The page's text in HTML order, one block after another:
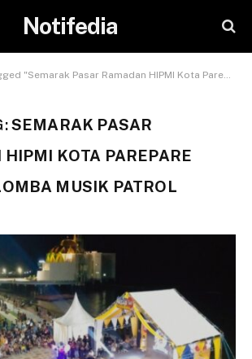
Notifedia
Pasar Ramadan HIPMI Kota Parepare Dengan Lomba Musik Patrol"
SEMARAK PASAR
HIPMI KOTA PAREPARE
MUSIK PATROL